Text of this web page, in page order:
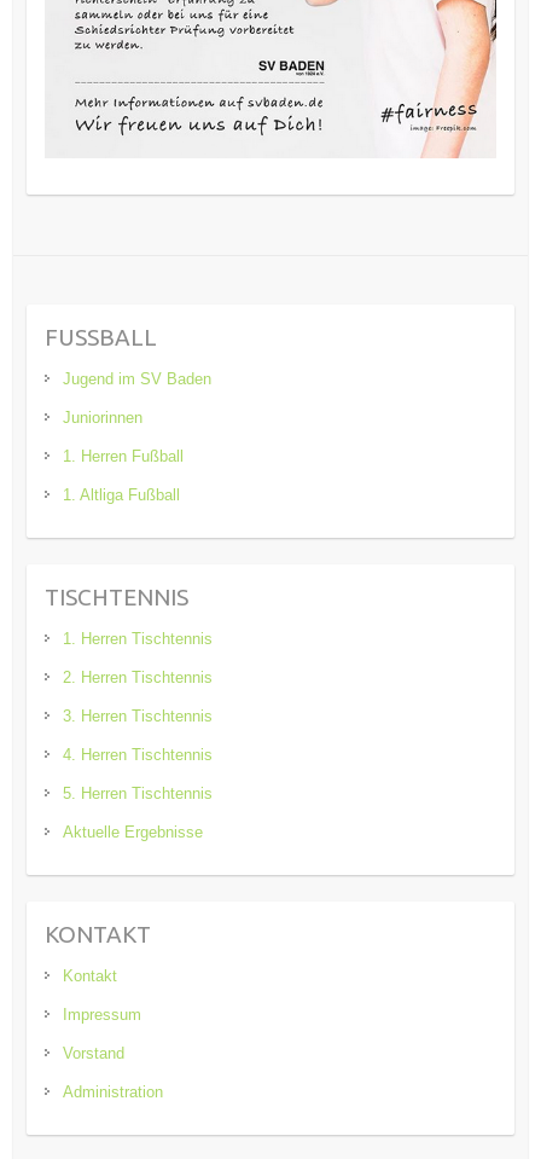
FUSSBALL
Jugend im SV Baden
Juniorinnen
1. Herren Fußball
1. Altliga Fußball
TISCHTENNIS
1. Herren Tischtennis
2. Herren Tischtennis
3. Herren Tischtennis
4. Herren Tischtennis
5. Herren Tischtennis
Aktuelle Ergebnisse
KONTAKT
Kontakt
Impressum
Vorstand
Administration